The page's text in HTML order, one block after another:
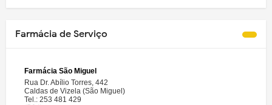
Farmácia de Serviço